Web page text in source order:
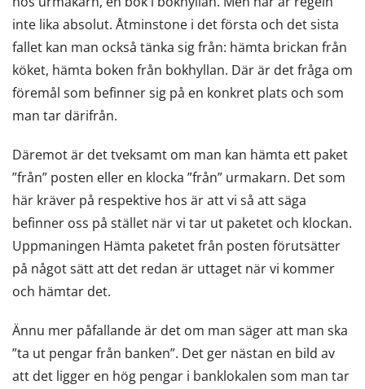
inte lika absolut. Åtminstone i det första och det sista
fallet kan man också tänka sig från: hämta brickan från
köket, hämta boken från bokhyllan. Där är det fråga om
föremål som befinner sig på en konkret plats och som
man tar därifrån.
Däremot är det tveksamt om man kan hämta ett paket
”från” posten eller en klocka ”från” urmakarn. Det som
här kräver på respektive hos är att vi så att säga
befinner oss på stället när vi tar ut paketet och klockan.
Uppmaningen Hämta paketet från posten förutsätter
på något sätt att det redan är uttaget när vi kommer
och hämtar det.
Ännu mer påfallande är det om man säger att man ska
”ta ut pengar från banken”. Det ger nästan en bild av
att det ligger en hög pengar i banklokalen som man tar